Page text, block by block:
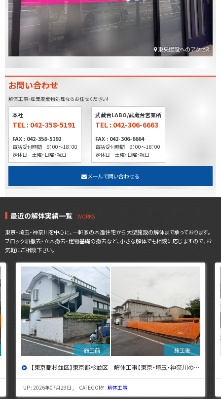
東央建設へのアクセス
お問い合わせ
解体工事・産業廃棄物処理ならお任せください!
本社
TEL : 042-358-5191
FAX : 042-358-5192
電話受付時間 9：00～18：00
定休日 土曜・日曜・祝日
武蔵台LABO/武蔵台営業所
TEL : 042-306-6663
FAX : 042-306-6664
電話受付時間 9：00～18：00
定休日 土曜・日曜・祝日
メールで問い合わせる
最近の解体実績一覧
東京・埼玉・神奈川を中心に、一軒家の木造住宅から大型施設の解体まで承っております。
ブロック塀撤去・立木撤去・建物基礎の撤去など、小さな解体でも相談に応じますので、お
気軽にご相談下さい。
【東京都杉並区】東京都杉並区 解体工事【東京・埼玉・神奈川の解体工事なら東央建設へ】
UP : 2026年07月29日 , CATEGORY :解体工事